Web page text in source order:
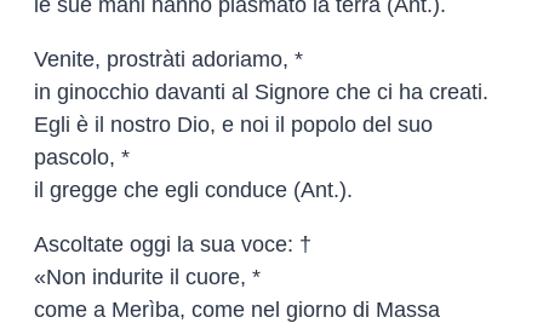
Venite, prostràti adoriamo, *
in ginocchio davanti al Signore che ci ha creati.
Egli è il nostro Dio, e noi il popolo del suo
pascolo, *
il gregge che egli conduce (Ant.).
Ascoltate oggi la sua voce: †
«Non indurite il cuore, *
come a Merìba, come nel giorno di Massa